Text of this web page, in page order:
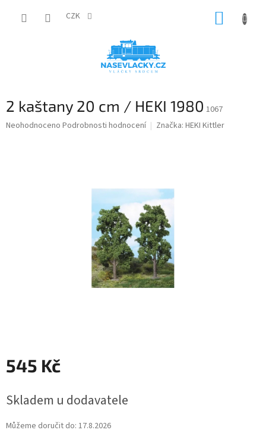
CZK
2 kaštany 20 cm / HEKI 1980 1067
Průměrné
Neohodnoceno Podrobnosti hodnocení Značka: HEKI Kittler
545 Kč
cena:
Skladem u dodavatele
Můžeme doručit do: 17.8.2026